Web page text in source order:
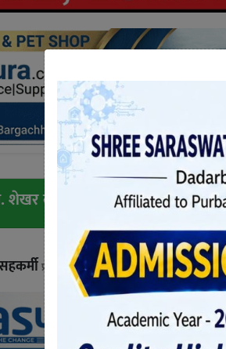
शेखर कोइराला गुटको दुईदिने भेला सुरु
प्रकाशित मंगलबार, मंसिर १८, २०८१